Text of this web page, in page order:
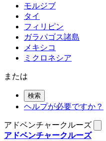
モルジブ
タイ
フィリピン
ガラパゴス諸島
メキシコ
ミクロネシア
または
検索
ヘルプが必要ですか？
アドベンチャークルーズ
アドベンチャークルーズ